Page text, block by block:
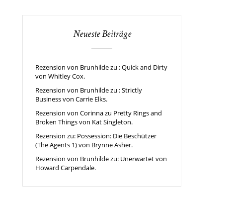
Neueste Beiträge
Rezension von Brunhilde zu : Quick and Dirty
von Whitley Cox.
Rezension von Brunhilde zu : Strictly
Business von Carrie Elks.
Rezension von Corinna zu Pretty Rings and
Broken Things von Kat Singleton.
Rezension zu: Possession: Die Beschützer
(The Agents 1) von Brynne Asher.
Rezension von Brunhilde zu: Unerwartet von
Howard Carpendale.